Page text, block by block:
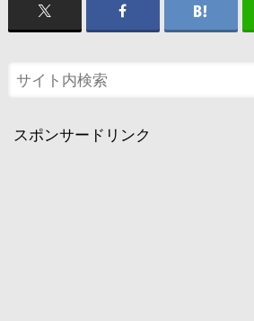
スポンサードリンク